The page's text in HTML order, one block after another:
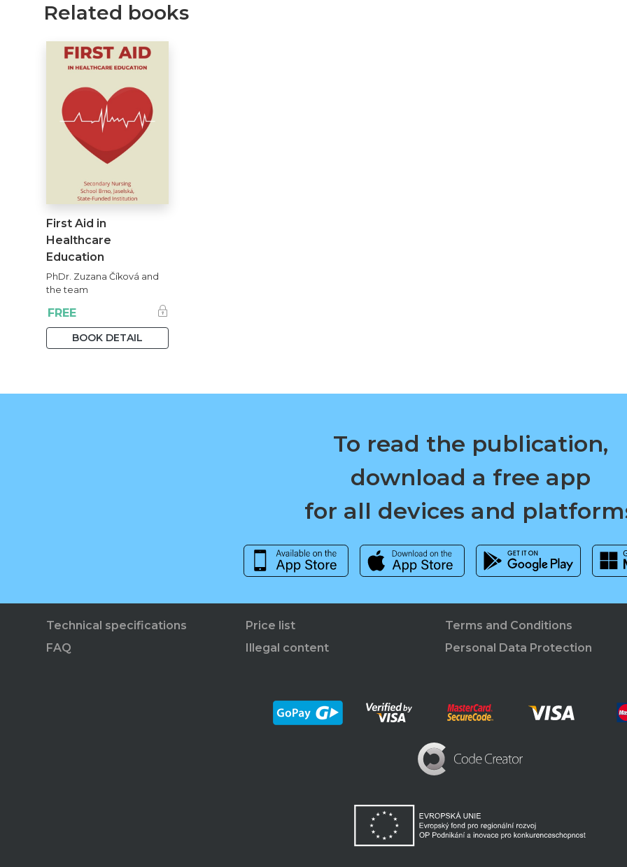
Related books
First Aid in
Healthcare
Education
PhDr. Zuzana Číková and
the team
FREE
BOOK DETAIL
To read the publication,
download a free app
for all devices and
Technical specifications
FAQ
Price list
Illegal content
Terms and Conditions
Personal Data Protection